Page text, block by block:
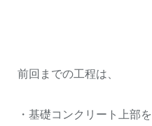
前回までの工程は、
・基礎コンクリート上部